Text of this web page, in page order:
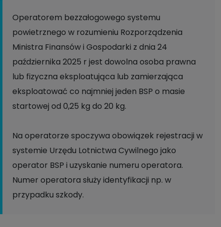
Operatorem bezzałogowego systemu
powietrznego w rozumieniu Rozporządzenia
Ministra Finansów i Gospodarki z dnia 24
października 2025 r jest dowolna osoba prawna
lub fizyczna eksploatująca lub zamierzająca
eksploatować co najmniej jeden BSP o masie
startowej od 0,25 kg do 20 kg.
Na operatorze spoczywa obowiązek rejestracji w
systemie Urzędu Lotnictwa Cywilnego jako
operator BSP i uzyskanie numeru operatora.
Numer operatora służy identyfikacji np. w
przypadku szkody.